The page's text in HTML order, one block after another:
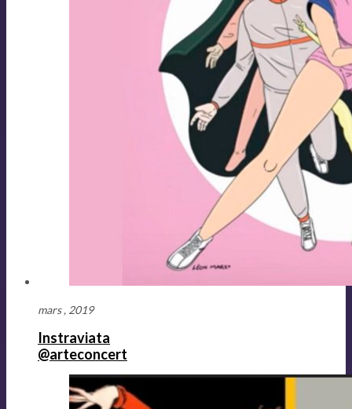
mars , 2019
Instraviata
@arteconcert